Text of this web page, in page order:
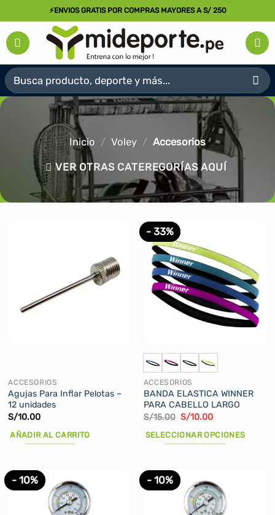
al
contenido
⚡ENVIOS GRATIS POR COMPRAS MAYORES A S/ 250
Buscar
por:
Inicio / Voley / Accesorios
VER OTRAS CATEREGORÍAS AQUÍ
ACCESORIOS
Agujas Para Inflar Pelotas –
12 unidades
S/10.00
AÑADIR AL CARRITO
- 33%
ACCESORIOS
BANDA ELASTICA WINNER
PARA CABELLO LARGO
S/15.00 El
original
era:
S/10.00El
actual
es:
SELECCIONAR OPCIONES
tiene
múltiples
- 10% - 10%